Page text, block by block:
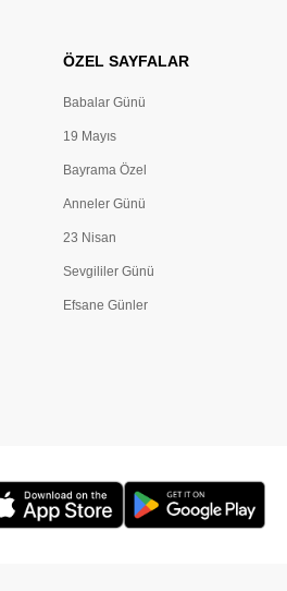
ÖZEL SAYFALAR
Babalar Günü
19 Mayıs
Bayrama Özel
Anneler Günü
23 Nisan
Sevgililer Günü
Efsane Günler